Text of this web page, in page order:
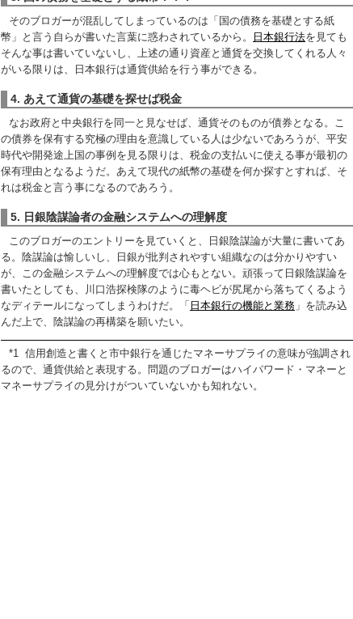
そのブロガーが混乱してしまっているのは「国の債務を基礎とする紙
幣」と言う自らが書いた言葉に惑わされているから。
日本銀行法を見ても
そんな事は書いていないし、上述の通り資産と通貨を交換してくれる人々
がいる限りは、日本銀行は通貨供給を行う事ができる。
4. あえて通貨の基礎を探せば税金
なお政府と中央銀行を同一と見なせば、通貨そのものが債券となる。こ
の債券を保有する究極の理由を意識している人は少ないであろうが、平安
時代や開発途上国の事例を見る限りは、税金の支払いに使える事が最初の
保有理由となるようだ。あえて現代の紙幣の基礎を何か探すとすれば、そ
れは税金と言う事になるのであろう。
5. 日銀陰謀論者の金融システムへの理解度
このブロガーのエントリーを見ていくと、日銀陰謀論が大量に書いてあ
る。陰謀論は愉しいし、日銀が批判されやすい組織なのは分かりやすい
が、この金融システムへの理解度では心もとない。頑張って日銀陰謀論を
書いたとしても、川口浩探検隊のように毒ヘビが尻尾から落ちてくるよう
なディテールになってしまうわけだ。「 日本銀行の機能と業務 」を読み込
んだ上で、陰謀論の再構築を願いたい。
*1 信用創造と書くと市中銀行を通じたマネーサプライの意味が強調され
るので、通貨供給と表現する。問題のブロガーはハイパワード・マネーと
マネーサプライの見分けがついていないかも知れない。